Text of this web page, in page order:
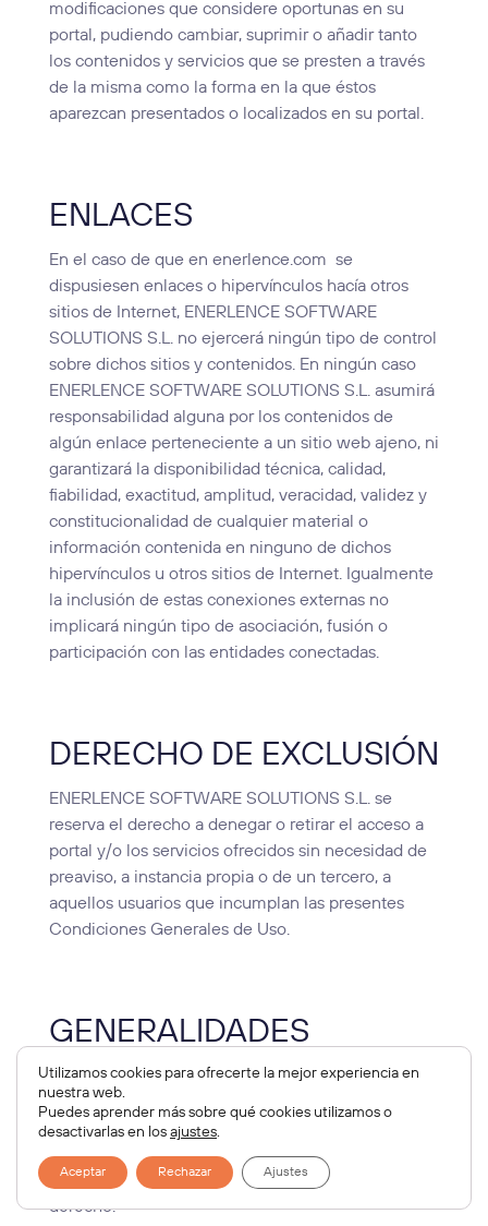
modificaciones que considere oportunas en su
portal, pudiendo cambiar, suprimir o añadir tanto
los contenidos y servicios que se presten a través
de la misma como la forma en la que éstos
aparezcan presentados o localizados en su portal.
ENLACES
En el caso de que en enerlence.com se
dispusiesen enlaces o hipervínculos hacía otros
sitios de Internet, ENERLENCE SOFTWARE
SOLUTIONS S.L. no ejercerá ningún tipo de control
sobre dichos sitios y contenidos. En ningún caso
ENERLENCE SOFTWARE SOLUTIONS S.L. asumirá
responsabilidad alguna por los contenidos de
algún enlace perteneciente a un sitio web ajeno, ni
garantizará la disponibilidad técnica, calidad,
fiabilidad, exactitud, amplitud, veracidad, validez y
constitucionalidad de cualquier material o
información contenida en ninguno de dichos
hipervínculos u otros sitios de Internet. Igualmente
la inclusión de estas conexiones externas no
implicará ningún tipo de asociación, fusión o
participación con las entidades conectadas.
DERECHO DE EXCLUSIÓN
ENERLENCE SOFTWARE SOLUTIONS S.L. se
reserva el derecho a denegar o retirar el acceso a
portal y/o los servicios ofrecidos sin necesidad de
preaviso, a instancia propia o de un tercero, a
aquellos usuarios que incumplan las presentes
Condiciones Generales de Uso.
GENERALIDADES
ENERLENCE SOFTWARE SOLUTIONS S.L.
perseguirá el incumplimiento de las presentes
condiciones así como cualquier utilización
indebida de su portal ejerciendo todas las acciones
civiles y penales que le puedan corresponder en
derecho.
Utilizamos cookies para ofrecerte la mejor experiencia en
nuestra web.
Puedes aprender más sobre qué cookies utilizamos o
desactivarlas en los ajustes.
Aceptar Rechazar Ajustes